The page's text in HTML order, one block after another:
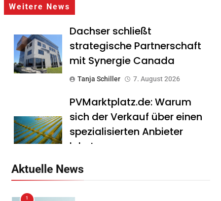
Weitere News
Dachser schließt
strategische Partnerschaft
mit Synergie Canada
Tanja Schiller 7. August 2026
PVMarktplatz.de: Warum
sich der Verkauf über einen
spezialisierten Anbieter
lohnt
Aktuelle News
1